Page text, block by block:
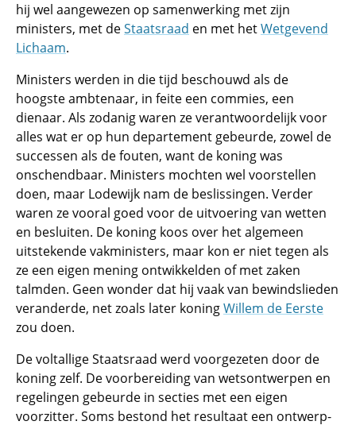
hij wel aangewezen op samenwerking met zijn
ministers, met deStaatsraad en met hetWetgevend
Lichaam.
Ministers werden in die tijd beschouwd als de
hoogste ambtenaar, in feite een commies, een
dienaar. Als zodanig waren ze verantwoordelijk voor
alles wat er op hun departement gebeurde, zowel de
successen als de fouten, want de koning was
onschendbaar. Ministers mochten wel voorstellen
doen, maar Lodewijk nam de beslissingen. Verder
waren ze vooral goed voor de uitvoering van wetten
en besluiten. De koning koos over het algemeen
uitstekende vakministers, maar kon er niet tegen als
ze een eigen mening ontwikkelden of met zaken
talmden. Geen wonder dat hij vaak van bewindslieden
veranderde, net zoals later koningWillem de Eerste
zou doen.
De voltallige Staatsraad werd voorgezeten door de
koning zelf. De voorbereiding van wetsontwerpen en
regelingen gebeurde in secties met een eigen
voorzitter. Soms bestond het resultaat een ontwerp-